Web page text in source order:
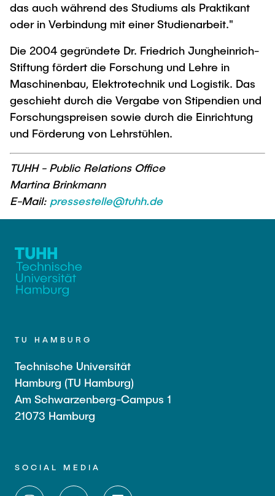
das auch während des Studiums als Praktikant
oder in Verbindung mit einer Studienarbeit."
Die 2004 gegründete Dr. Friedrich Jungheinrich-
Stiftung fördert die Forschung und Lehre in
Maschinenbau, Elektrotechnik und Logistik. Das
geschieht durch die Vergabe von Stipendien und
Forschungspreisen sowie durch die Einrichtung
und Förderung von Lehrstühlen.
TUHH - Public Relations Office
Martina Brinkmann
E-Mail: pressestelle@tuhh.de
TU HAMBURG
Technische Universität
Hamburg (TU Hamburg)
Am Schwarzenberg-Campus 1
21073 Hamburg
SOCIAL MEDIA